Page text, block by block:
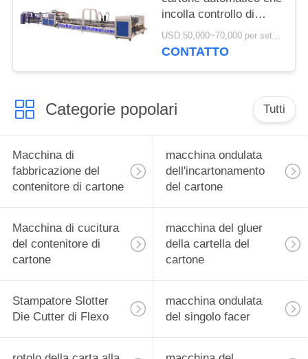
incolla controllo di
computer completo di
Strapper della
USD 50,000~70,000 per set MOQ:1 insieme
CONTATTO
Categorie popolari Tutti
Macchina di
fabbricazione del
contenitore di cartone
macchina ondulata
dell'incartonamento
del cartone
Macchina di cucitura
del contenitore di
cartone
macchina del gluer
della cartella del
cartone
Stampatore Slotter
Die Cutter di Flexo
macchina ondulata
del singolo facer